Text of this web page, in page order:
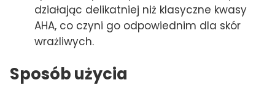
działając delikatniej niż klasyczne kwasy
AHA, co czyni go odpowiednim dla skór
wrażliwych.
Sposób użycia